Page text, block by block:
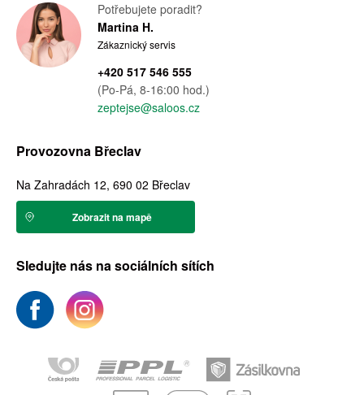
Potřebujete poradit?
Martina H.
Zákaznický servis
+420 517 546 555
(Po-Pá, 8-16:00 hod.)
zeptejse@saloos.cz
Provozovna Břeclav
Na Zahradách 12, 690 02 Břeclav
Zobrazit na mapě
Sledujte nás na sociálních sítích